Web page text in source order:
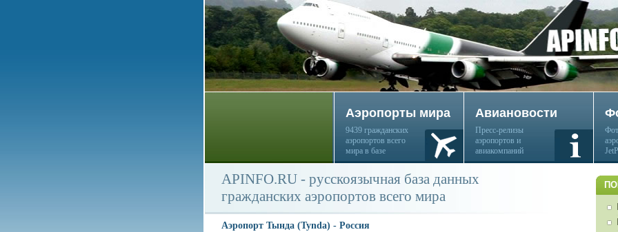
Аэропорты мира
9439 гражданских
аэропортов всего
мира в базе
Авиановости
Пресс-релизы
аэропортов и
авиакомпаний
APINFO.RU - русскоязычная база данных
гражданских аэропортов всего мира
Аэропорт Тында (Tynda) - Россия